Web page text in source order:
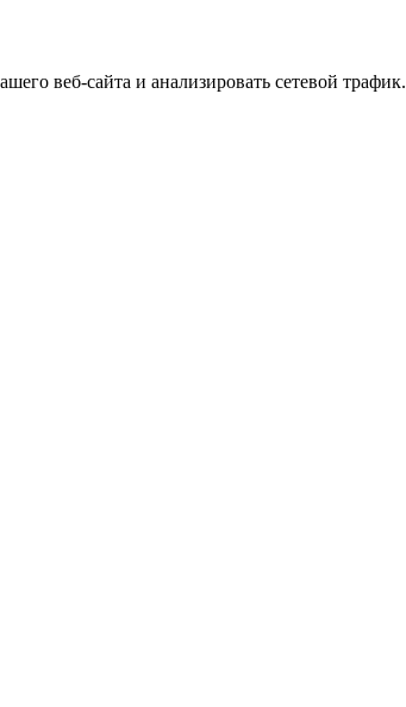
веб-сайта и анализировать сетевой трафик.